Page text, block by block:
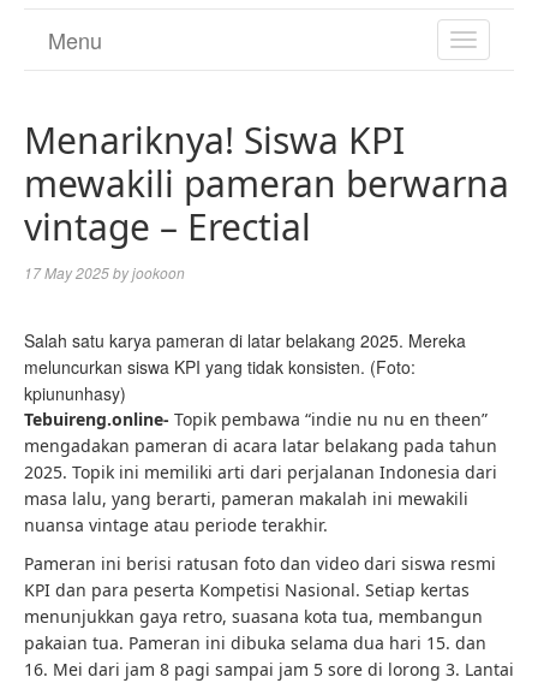
TOGGLE
Menu
Menariknya! Siswa KPI
mewakili pameran berwarna
vintage – Erectial
17 May 2025byjookoon
Salah satu karya pameran di latar belakang 2025. Mereka
meluncurkan siswa KPI yang tidak konsisten. (Foto:
kpiununhasy)
Tebuireng.online- Topik pembawa “indie nu nu en theen”
mengadakan pameran di acara latar belakang pada tahun
2025. Topik ini memiliki arti dari perjalanan Indonesia dari
masa lalu, yang berarti, pameran makalah ini mewakili
nuansa vintage atau periode terakhir.
Pameran ini berisi ratusan foto dan video dari siswa resmi
KPI dan para peserta Kompetisi Nasional. Setiap kertas
menunjukkan gaya retro, suasana kota tua, membangun
pakaian tua. Pameran ini dibuka selama dua hari 15. dan
16. Mei dari jam 8 pagi sampai jam 5 sore di lorong 3. Lantai